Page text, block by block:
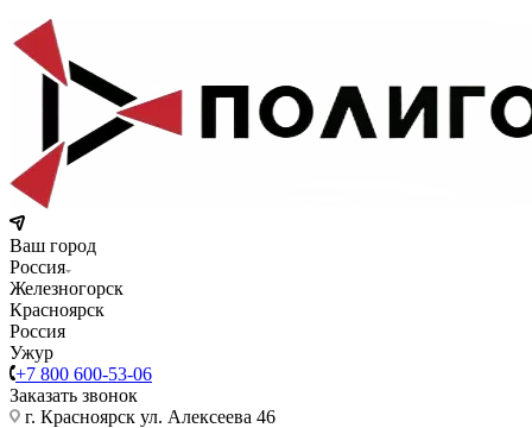
Ваш город
Россия
Железногорск
Красноярск
Россия
Ужур
+7 800 600-53-06
Заказать звонок
г. Красноярск ул. Алексеева 46